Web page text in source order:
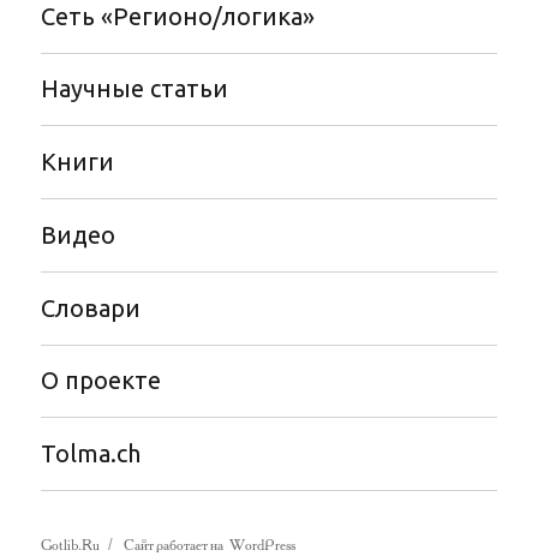
Сеть «Регионо/логика»
Научные статьи
Книги
Видео
Словари
О проекте
Tolma.ch
Gotlib.Ru Сайт работает на WordPress